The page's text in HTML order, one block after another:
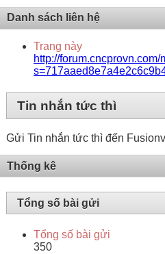
Danh sách liên hệ
Trang này
http://
Tin nhắn tức thì
Gửi Tin nhắn tức thì đến
Thống kê
Tổng số bài gửi
Tổng số bài gửi
350